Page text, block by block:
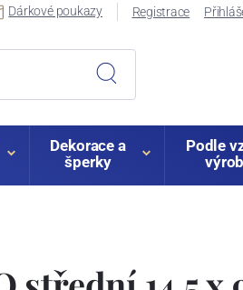
Dárkové poukazy Registrace
Dekorace a
šperky
Podle